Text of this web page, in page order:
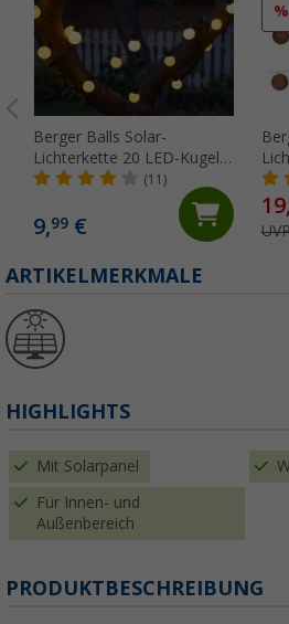
Berger Balls Solar-
Lichterkette 20 LED-Kugeln
(Länge 7 m)
(11)
9,99 €
%
19,
ARTIKELMERKMALE
HIGHLIGHTS
Mit Solarpanel
Für Innen- und
Außenbereich
PRODUKTBESCHREIBUNG